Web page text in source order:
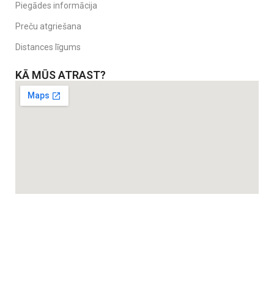
Piegādes informācija
Preču atgriešana
Distances līgums
KĀ MŪS ATRAST?